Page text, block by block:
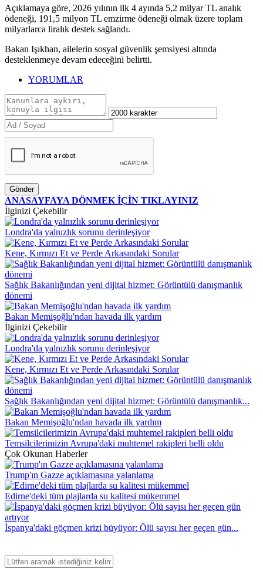
Açıklamaya göre, 2026 yılının ilk 4 ayında 5,2 milyar TL analık
ödeneği, 191,5 milyon TL emzirme ödeneği olmak üzere toplam
milyarlarca liralık destek sağlandı.
Bakan Işıkhan, ailelerin sosyal güvenlik şemsiyesi altında
desteklenmeye devam edeceğini belirtti.
YORUMLAR
Gönder
ANASAYFAYA DÖNMEK İÇİN TIKLAYINIZ
İlginizi Çekebilir
Londra'da yalnızlık sorunu derinleşiyor
Kene, Kırmızı Et ve Perde Arkasındaki Sorular
Sağlık Bakanlığından yeni dijital hizmet: Görüntülü danışmanlık
dönemi
Bakan Memişoğlu'ndan havada ilk yardım
İlginizi Çekebilir
Londra'da yalnızlık sorunu derinleşiyor
Kene, Kırmızı Et ve Perde Arkasındaki Sorular
Sağlık Bakanlığından yeni dijital hizmet: Görüntülü danışmanlık...
Bakan Memişoğlu'ndan havada ilk yardım
Temsilcilerimizin Avrupa'daki muhtemel rakipleri belli oldu
Çok Okunan Haberler
Trump'ın Gazze açıklamasına yalanlama
Edirne'deki tüm plajlarda su kalitesi mükemmel
İspanya'daki göçmen krizi büyüyor: Ölü sayısı her geçen gün...